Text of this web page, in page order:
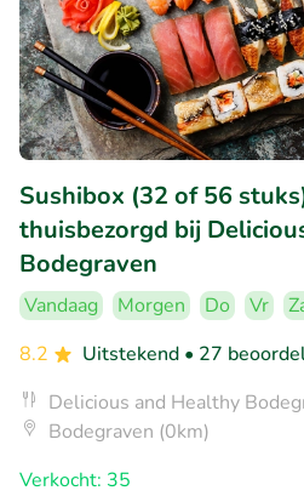
Sushibox (32 of 56
thuisbezorgd bij
Bodegraven
Vandaag Morgen Do Vr
8.2
Uitstekend • 27
Delicious and Healthy
Bodegraven (0km)
Verkocht: 35